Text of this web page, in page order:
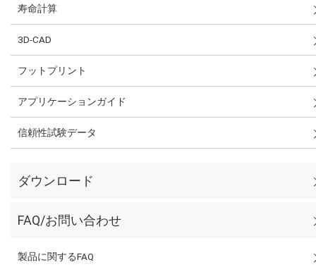
寿命計算
3D-CAD
フットプリント
アプリケーションガイド
信頼性試験データ
ダウンロード
FAQ/お問い合わせ
製品に関するFAQ